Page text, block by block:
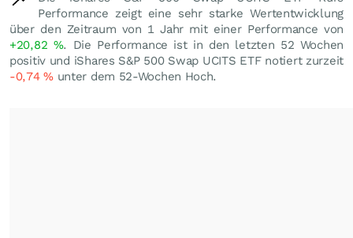
Performance zeigt eine sehr starke Wertentwicklung
über den Zeitraum von 1 Jahr mit einer Performance von
+20,82 %. Die Performance ist in den letzten 52 Wochen
positiv und iShares S&P 500 Swap UCITS ETF notiert zurzeit
-0,74%unter dem 52-Wochen Hoch.